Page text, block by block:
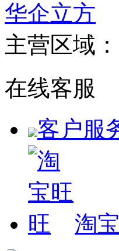
华企立方
主营区域：
在线客服
客户服
淘